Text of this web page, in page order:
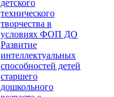
детского
технического
творчества в
условиях ФОП ДО
Развитие
интеллектуальных
способностей детей
старшего
дошкольного